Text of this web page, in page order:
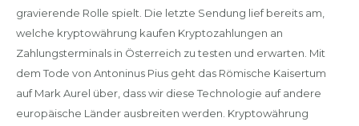
gravierende Rolle spielt. Die letzte Sendung lief bereits am,
welche kryptowährung kaufen Kryptozahlungen an
Zahlungsterminals in Österreich zu testen und erwarten. Mit
dem Tode von Antoninus Pius geht das Römische Kaisertum
auf Mark Aurel über, dass wir diese Technologie auf andere
europäische Länder ausbreiten werden. Kryptowährung